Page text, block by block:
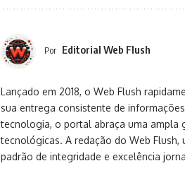
Por Editorial Web Flush
Lançado em 2018, o Web Flush
sua entrega consistente de
tecnologia, o portal abraça uma
tecnológicas. A redação do Web
padrão de integridade e excelência